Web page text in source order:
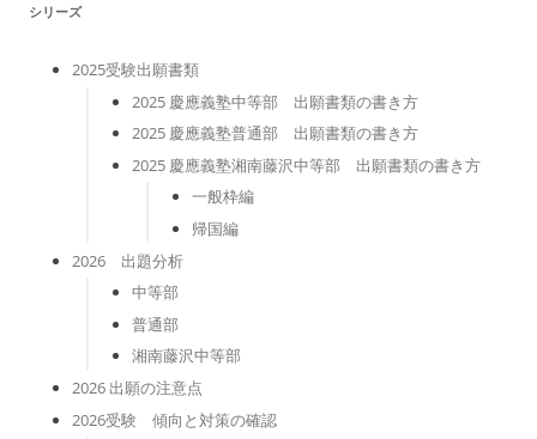
シリーズ
2025受験出願書類
2025 慶應義塾中等部 出願書類の書き方
2025 慶應義塾普通部 出願書類の書き方
2025 慶應義塾湘南藤沢中等部 出願書類の書き方
一般枠編
帰国編
2026 出題分析
中等部
普通部
湘南藤沢中等部
2026 出願の注意点
2026受験 傾向と対策の確認